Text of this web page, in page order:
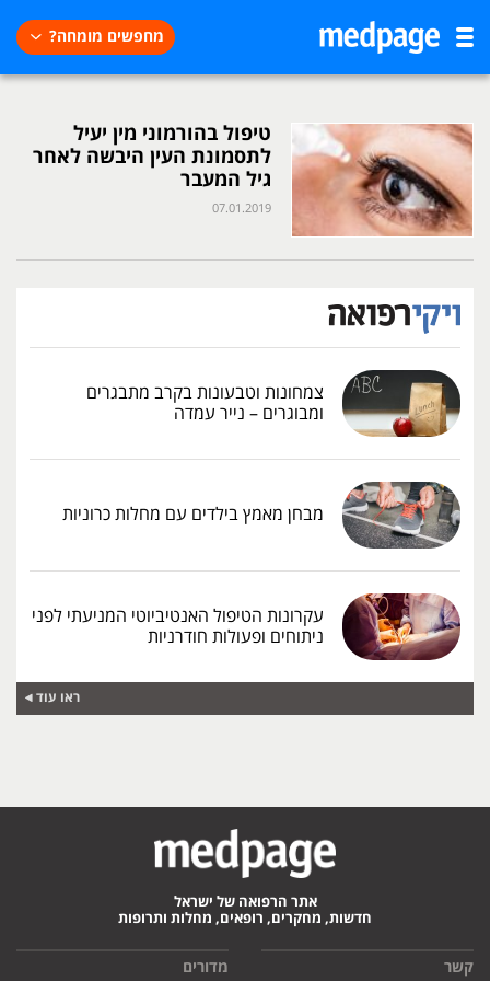
מחפשים מומחה?
טיפול בהורמוני מין יעיל
לתסמונת העין היבשה לאחר
גיל המעבר
07.01.2019
צמחונות וטבעונות בקרב מתבגרים
ומבוגרים – נייר עמדה
מבחן מאמץ בילדים עם מחלות כרוניות
עקרונות הטיפול האנטיביוטי המניעתי לפני
ניתוחים ופעולות חודרניות
ראו עוד
אתר הרפואה של ישראל
חדשות, מחקרים, רופאים, מחלות ותרופות
קשר מדורים